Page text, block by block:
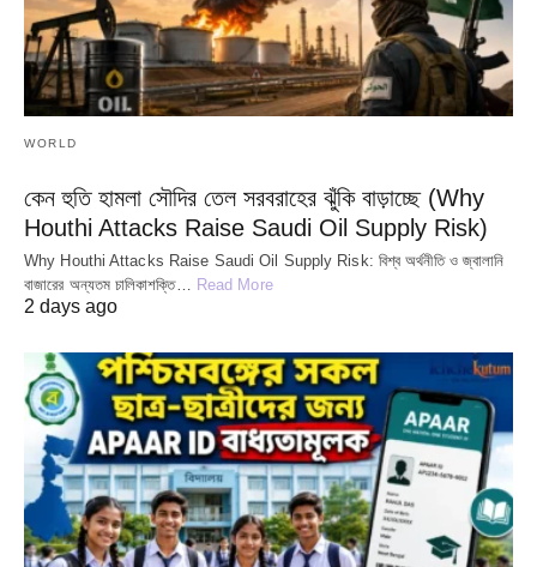
WORLD
কেন হুতি হামলা সৌদির তেল সরবরাহের ঝুঁকি বাড়াচ্ছে (Why
Houthi Attacks Raise Saudi Oil Supply Risk)
Why Houthi Attacks Raise Saudi Oil Supply Risk: বিশ্ব অর্থনীতি ও জ্বালানি
বাজারের অন্যতম চালিকাশক্তি… Read More
2 days ago